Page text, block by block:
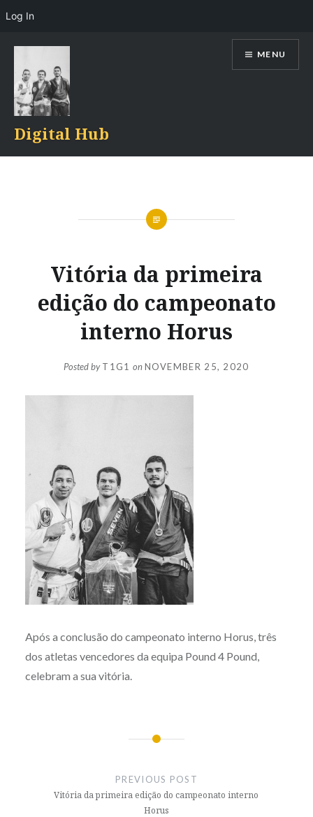
content
Digital Hub
MENU
Vitória da primeira
edição do campeonato
interno Horus
Posted byT1G1 onNOVEMBER 25, 2020
Após a conclusão do campeonato interno Horus, três
dos atletas vencedores da equipa Pound 4 Pound,
celebram a sua vitória.
PREVIOUS POST
Vitória da primeira edição do campeonato interno
Horus
Log In